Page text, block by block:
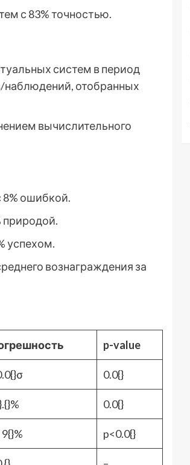
с 83% точностью.
систем в период
наблюдений, отобранных
вычислительного
8% ошибкой.
природой.
успехом.
вознаграждения за
p-value
0.0{}
0.0{}
p<0.0{}